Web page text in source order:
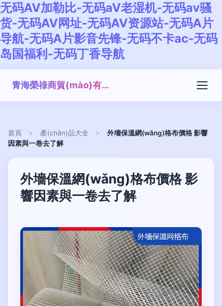
无码AV加勒比-无码aV老湿机-无码av骚
货-无码AV网址-无码AV资源站-无码A片
导航-无码A片影音先锋-无码不卡ac-无码
岛国福利-无码丁香导航
青海榮祿商貿(mào)有限公司
首頁 > 產(chǎn)品大全 >
外墻保溫網(wǎng)格布價格 影響
因素與一卷去了解
外墻保溫網(wǎng)格布價格 影
響因素與一卷去了解